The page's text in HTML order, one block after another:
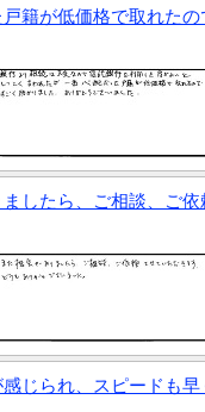
籍が低価格で取れたの
したら、ご相談、ご依
じられ、スピードも早